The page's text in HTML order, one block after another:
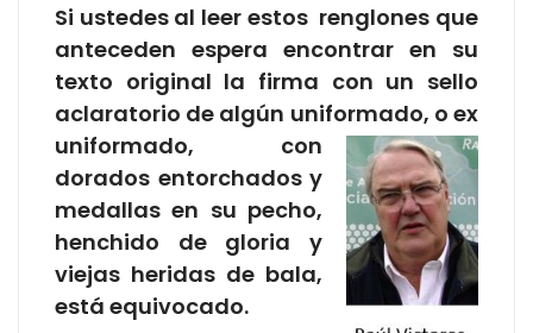
Si ustedes al leer estos renglones que
anteceden espera encontrar en su
texto original la firma con un sello
aclaratorio de algún uniformado, o ex
uniformado, con
dorados entorchados y
medallas en su pecho,
henchido de gloria y
viejas heridas de bala,
está equivocado.